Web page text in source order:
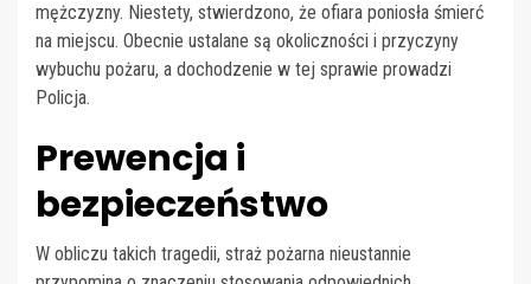
mężczyzny. Niestety, stwierdzono, że ofiara poniosła śmierć
na miejscu. Obecnie ustalane są okoliczności i przyczyny
wybuchu pożaru, a dochodzenie w tej sprawie prowadzi
Policja.
Prewencja i
bezpieczeństwo
W obliczu takich tragedii, straż pożarna nieustannie